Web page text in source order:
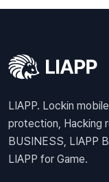
LIAPP. Lockin
protection, Hacking
BUSINESS, LIAPP
LIAPP for Game.